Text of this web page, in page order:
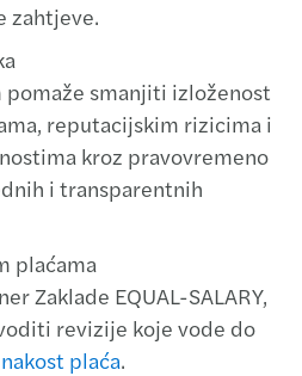
zahtjeve.
pomaže smanjiti izloženost
reputacijskim rizicima i
kroz pravovremeno
i transparentnih
plaćama
Zaklade EQUAL-SALARY,
revizije koje vode do
plaća.